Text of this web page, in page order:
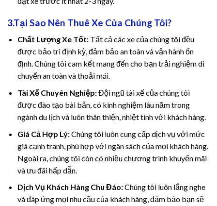
3.Tại Sao Nên Thuê Xe Của Chúng Tôi?
Chất Lượng Xe Tốt:Tất cả các xe của chúng tôi đều
được bảo trì định kỳ, đảm bảo an toàn và vận hành ổn
định. Chúng tôi cam kết mang đến cho bạn trải nghiệm di
chuyển an toàn và thoải mái.
Tài Xế Chuyên Nghiệp:Đội ngũ tài xế của chúng tôi
được đào tạo bài bản, có kinh nghiệm lâu năm trong
ngành du lịch và luôn thân thiện, nhiệt tình với khách hàng.
Giá Cả Hợp Lý:Chúng tôi luôn cung cấp dịch vụ với mức
giá cạnh tranh, phù hợp với ngân sách của mọi khách hàng.
Ngoài ra, chúng tôi còn có nhiều chương trình khuyến mãi
và ưu đãi hấp dẫn.
Dịch Vụ Khách Hàng Chu Đáo:Chúng tôi luôn lắng nghe
và đáp ứng mọi nhu cầu của khách hàng, đảm bảo bạn sẽ